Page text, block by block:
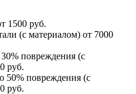
1500 руб.
(с материалом) от 7000
повреждения (с
руб.
50% повреждения (с
руб.